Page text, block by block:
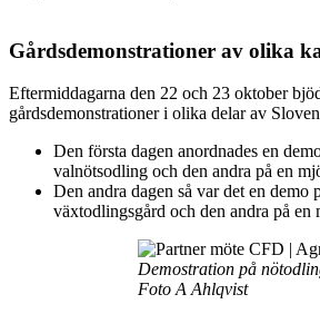
Gårdsdemonstrationer av olika
Eftermiddagarna den 22 och 23 oktober
gårdsdemonstrationer i olika delar av
Den första dagen anordnades en
valnötsodling och den andra på en
Den andra dagen så var det en demo
växtodlingsgård och den andra på en
Demostration på
Foto A Ahlqvist